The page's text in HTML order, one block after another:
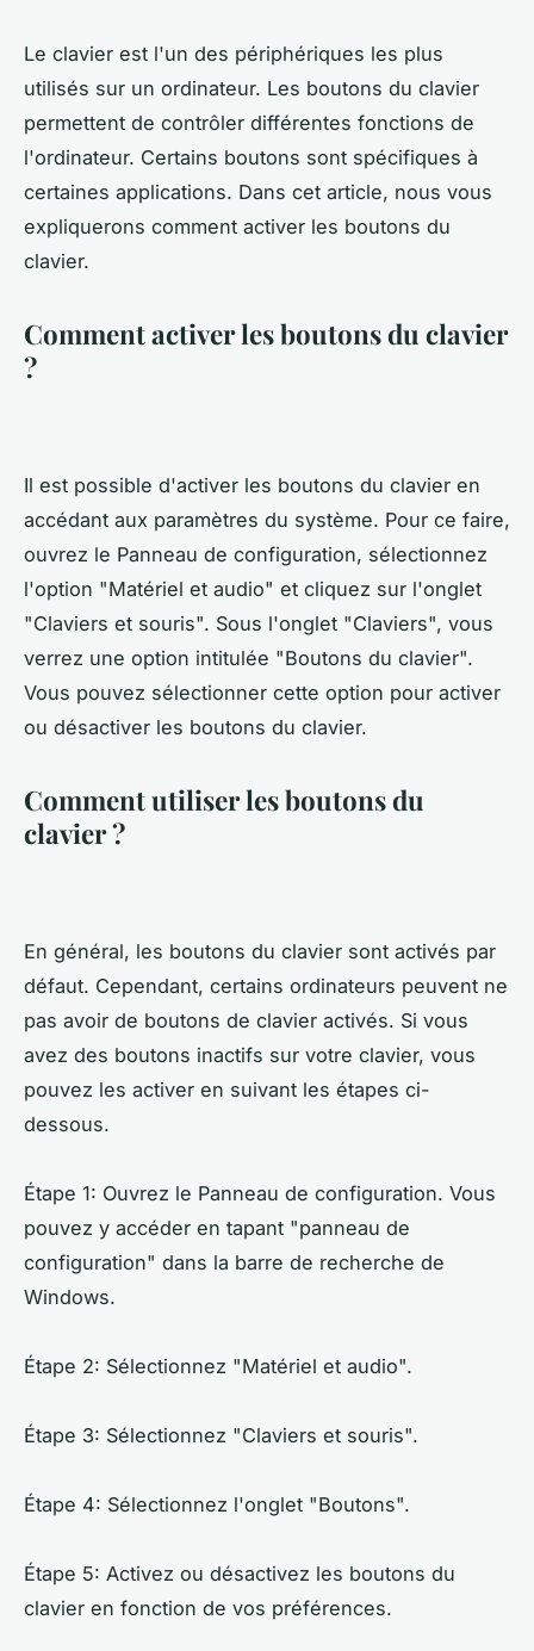
Le clavier est l'un des périphériques les plus
utilisés sur un ordinateur. Les boutons du clavier
permettent de contrôler différentes fonctions de
l'ordinateur. Certains boutons sont spécifiques à
certaines applications. Dans cet article, nous vous
expliquerons comment activer les boutons du
clavier.
Comment activer les boutons du clavier
?
Il est possible d'activer les boutons du clavier en
accédant aux paramètres du système. Pour ce faire,
ouvrez le Panneau de configuration, sélectionnez
l'option "Matériel et audio" et cliquez sur l'onglet
"Claviers et souris". Sous l'onglet "Claviers", vous
verrez une option intitulée "Boutons du clavier".
Vous pouvez sélectionner cette option pour activer
ou désactiver les boutons du clavier.
Comment utiliser les boutons du
clavier ?
En général, les boutons du clavier sont activés par
défaut. Cependant, certains ordinateurs peuvent ne
pas avoir de boutons de clavier activés. Si vous
avez des boutons inactifs sur votre clavier, vous
pouvez les activer en suivant les étapes ci-
dessous.
Étape 1: Ouvrez le Panneau de configuration. Vous
pouvez y accéder en tapant "panneau de
configuration" dans la barre de recherche de
Windows.
Étape 2: Sélectionnez "Matériel et audio".
Étape 3: Sélectionnez "Claviers et souris".
Étape 4: Sélectionnez l'onglet "Boutons".
Étape 5: Activez ou désactivez les boutons du
clavier en fonction de vos préférences.